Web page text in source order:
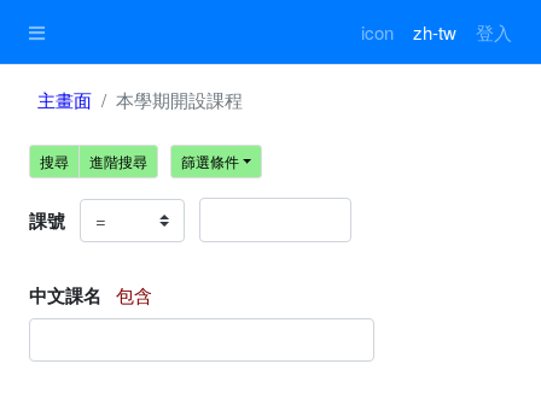
icon zh-tw 登入
主畫面 本學期開設課程
搜尋 進階搜尋 篩選條件
課號
中文課名 包含